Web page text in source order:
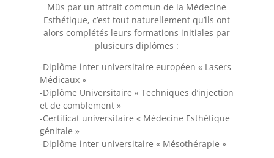
Mûs par un attrait commun de la Médecine
Esthétique, c’est tout naturellement qu’ils ont
alors complétés leurs formations initiales par
plusieurs diplômes :
-Diplôme inter universitaire européen « Lasers
Médicaux »
-Diplôme Universitaire « Techniques d’injection
et de comblement »
-Certificat universitaire « Médecine Esthétique
génitale »
-Diplôme inter universitaire « Mésothérapie »